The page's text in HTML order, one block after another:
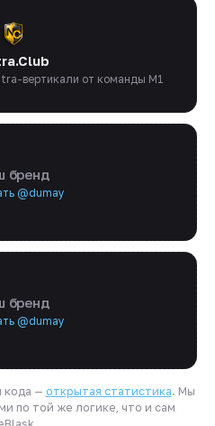
вертикали от команды M1
бренд
@dumay
бренд
@dumay
кода — открытая статистика. Мы
по той же логике, что и сам